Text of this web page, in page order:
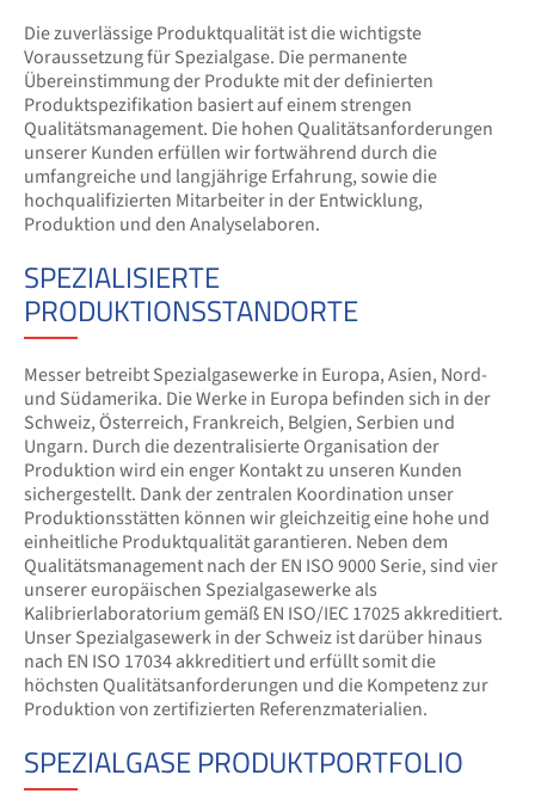
Die zuverlässige Produktqualität ist die wichtigste
Voraussetzung für Spezialgase. Die permanente
Übereinstimmung der Produkte mit der definierten
Produktspezifikation basiert auf einem strengen
Qualitätsmanagement. Die hohen Qualitätsanforderungen
unserer Kunden erfüllen wir fortwährend durch die
umfangreiche und langjährige Erfahrung, sowie die
hochqualifizierten Mitarbeiter in der Entwicklung,
Produktion und den Analyselaboren.
SPEZIALISIERTE
PRODUKTIONSSTANDORTE
Messer betreibt Spezialgasewerke in Europa, Asien, Nord-
und Südamerika. Die Werke in Europa befinden sich in der
Schweiz, Österreich, Frankreich, Belgien, Serbien und
Ungarn. Durch die dezentralisierte Organisation der
Produktion wird ein enger Kontakt zu unseren Kunden
sichergestellt. Dank der zentralen Koordination unser
Produktionsstätten können wir gleichzeitig eine hohe und
einheitliche Produktqualität garantieren. Neben dem
Qualitätsmanagement nach der EN ISO 9000 Serie, sind vier
unserer europäischen Spezialgasewerke als
Kalibrierlaboratorium gemäß EN ISO/IEC 17025 akkreditiert.
Unser Spezialgasewerk in der Schweiz ist darüber hinaus
nach EN ISO 17034 akkreditiert und erfüllt somit die
höchsten Qualitätsanforderungen und die Kompetenz zur
Produktion von zertifizierten Referenzmaterialien.
SPEZIALGASE PRODUKTPORTFOLIO